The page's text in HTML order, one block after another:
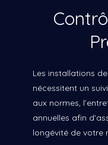
Les installations
nécessitent un
aux normes,
annuelles afin
longévité de votre